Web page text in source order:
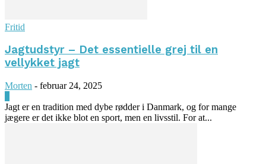
Fritid
Jagtudstyr – Det essentielle grej til en
vellykket jagt
Morten - februar 24, 2025
Jagt er en tradition med dybe rødder i Danmark, og for mange
jægere er det ikke blot en sport, men en livsstil. For at...